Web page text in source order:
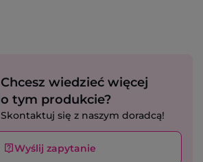
Chcesz wiedzieć więcej
o tym produkcie?
Skontaktuj się z naszym doradcą!
Wyślij zapytanie